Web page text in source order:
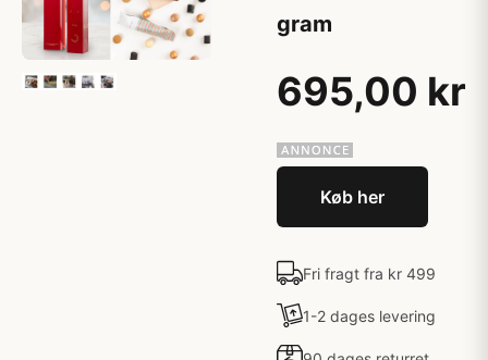
gram
695,00 kr
Køb her
Fri fragt fra kr 499
1-2 dages levering